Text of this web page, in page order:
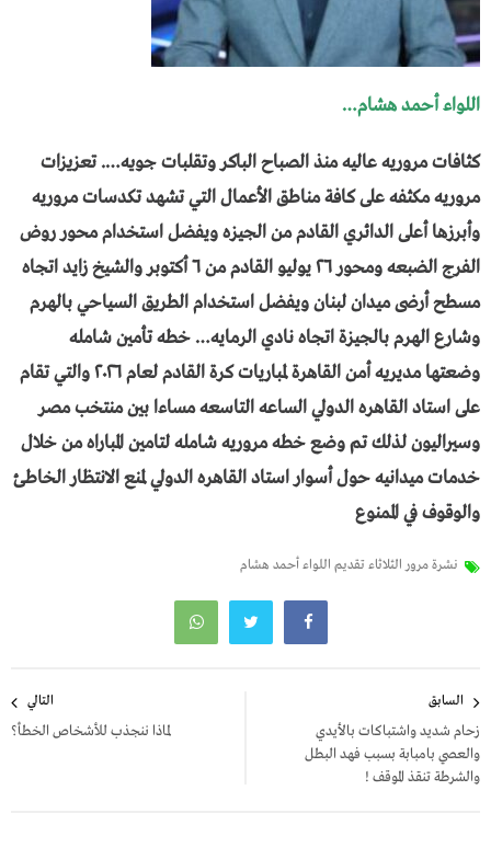
اللواء أحمد هشام…
كثافات مروريه عاليه منذ الصباح الباكر وتقلبات جويه…. تعزيزات
مروريه مكثفه على كافة مناطق الأعمال التي تشهد تكدسات مروريه
وأبرزها أعلى الدائري القادم من الجيزه ويفضل استخدام محور روض
الفرج الضبعه ومحور ٢٦ يوليو القادم من ٦ أكتوبر والشيخ زايد اتجاه
مسطح أرضى ميدان لبنان ويفضل استخدام الطريق السياحي بالهرم
وشارع الهرم بالجيزة اتجاه نادي الرمايه… خطه تأمين شامله
وضعتها مديريه أمن القاهرة لمباريات كرة القادم لعام ٢٠٢٦ والتي تقام
على استاد القاهره الدولي الساعه التاسعه مساءا بين منتخب مصر
وسيراليون لذلك تم وضع خطه مروريه شامله لتامين المباراه من خلال
خدمات ميدانيه حول أسوار استاد القاهره الدولي لمنع الانتظار الخاطئ
والوقوف في الممنوع
نشرة مرور الثلاثاء تقديم اللواء أحمد هشام
المقالات
السابق
زحام شديد واشتباكات بالأيدي
والعصي بامبابة بسبب فهد البطل
والشرطة تنقذ الموقف !
التالي
لماذا ننجذب للأشخاص الخطأ؟